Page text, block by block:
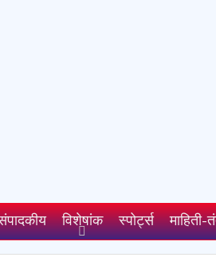
विशेषांक स्पोर्ट्स माहिती-